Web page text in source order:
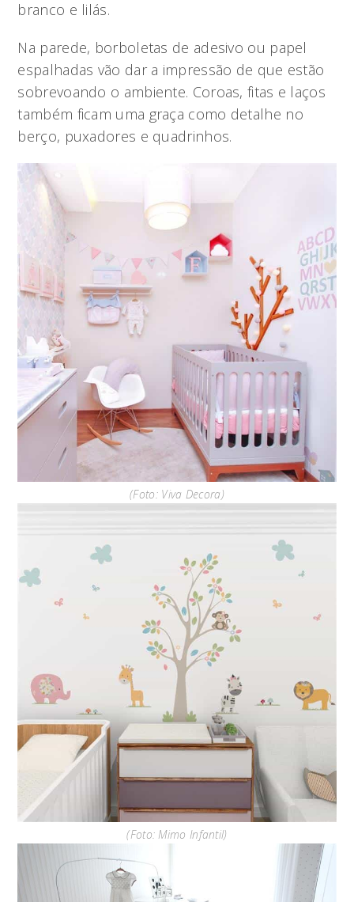
branco e lilás.
Na parede, borboletas de adesivo ou papel
espalhadas vão dar a impressão de que estão
sobrevoando o ambiente. Coroas, fitas e laços
também ficam uma graça como detalhe no
berço, puxadores e quadrinhos.
(Foto: Viva Decora)
(Foto: Mimo Infantil)